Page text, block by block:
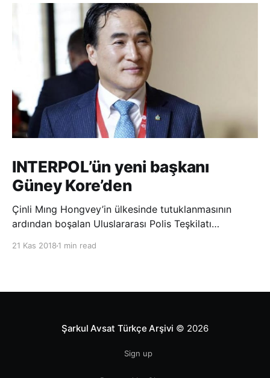
INTERPOL’ün yeni başkanı
Güney Kore’den
Çinli Mıng Hongvey’in ülkesinde tutuklanmasının
ardından boşalan Uluslararası Polis Teşkilatı
21 Kas 2018 1 min read
Şarkul Avsat Türkçe Arşivi © 2026
Sign up